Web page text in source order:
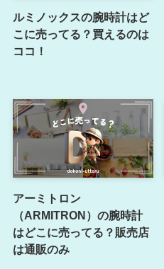
ルミノックスの腕時計はど
こに売ってる？買えるのは
ココ！
アーミトロン
（ARMITRON）の腕時計
はどこに売ってる？販売店
は通販のみ